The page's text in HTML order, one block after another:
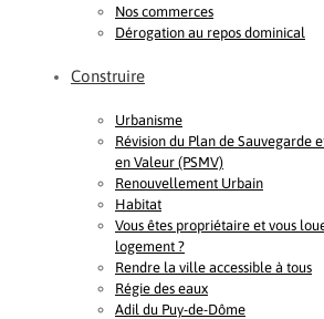
Nos commerces
Dérogation au repos dominical
Construire
Urbanisme
Révision du Plan de Sauvegarde
en Valeur (PSMV)
Renouvellement Urbain
Habitat
Vous êtes propriétaire et vous
logement ?
Rendre la ville accessible à tous
Régie des eaux
Adil du Puy-de-Dôme